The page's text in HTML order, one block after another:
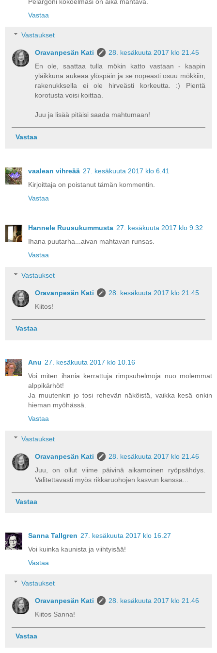
Vastaa
Vastaukset
Oravanpesän Kati
28. kesäkuuta 2017 klo 21.45
En ole, saattaa tulla mökin katto vastaan - kaapin
yläikkuna aukeaa ylöspäin ja se nopeasti osuu mökkiin,
rakenukksella ei ole hirveästi korkeutta. :) Pientä
korotusta voisi koittaa.
Juu ja lisää pitäisi saada mahtumaan!
Vastaa
vaalean vihreää 27. kesäkuuta 2017 klo 6.41
Kirjoittaja on poistanut tämän kommentin.
Vastaa
Hannele Ruusukummusta 27. kesäkuuta 2017 klo 9.32
Ihana puutarha...aivan mahtavan runsas.
Vastaa
Vastaukset
Oravanpesän Kati
28. kesäkuuta 2017 klo 21.45
Kiitos!
Vastaa
Anu 27. kesäkuuta 2017 klo 10.16
Voi miten ihania kerrattuja rimpsuhelmoja nuo molemmat
alppikärhöt!
Ja muutenkin jo tosi rehevän näköistä, vaikka kesä onkin
hieman myöhässä.
Vastaa
Vastaukset
Oravanpesän Kati
28. kesäkuuta 2017 klo 21.46
Juu, on ollut viime päivinä aikamoinen ryöpsähdys.
Valitettavasti myös rikkaruohojen kasvun kanssa...
Vastaa
Sanna Tallgren 27. kesäkuuta 2017 klo 16.27
Voi kuinka kaunista ja viihtyisää!
Vastaa
Vastaukset
Oravanpesän Kati
28. kesäkuuta 2017 klo 21.46
Kiitos Sanna!
Vastaa